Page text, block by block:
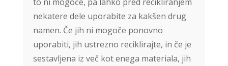
nekatere dele uporabite za kakšen drug
namen. Če jih ni mogoče ponovno
uporabiti, jih ustrezno reciklirajte, in če je
sestavljena iz več kot enega materiala, jih